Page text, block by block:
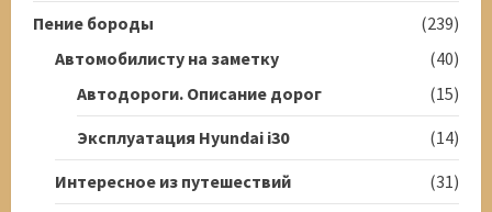
Пение бороды
(239)
Автомобилисту на заметку
(40)
Автодороги. Описание дорог
(15)
Эксплуатация Hyundai i30
(14)
Интересное из путешествий
(31)